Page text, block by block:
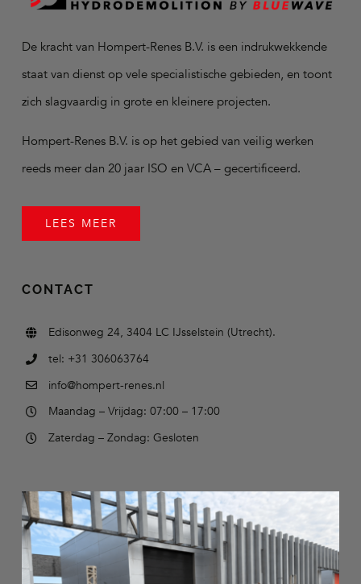
De kracht van Hompert-Renes B.V. is een indrukwekkende
staat van dienst op vele specialistische gebieden, en toont
zich slagvaardig in grote en kleinere projecten.
Hompert-Renes B.V. is op het gebied van veilig werken
reeds meer dan 20 jaar ISO en VCA – gecertificeerd.
LEES MEER
CONTACT
Edisonweg 24, 3404 LC IJsselstein (Utrecht).
tel: +31 306063764
info@hompert-renes.nl
Maandag – Vrijdag: 07:00 – 17:00
Zaterdag – Zondag: Gesloten